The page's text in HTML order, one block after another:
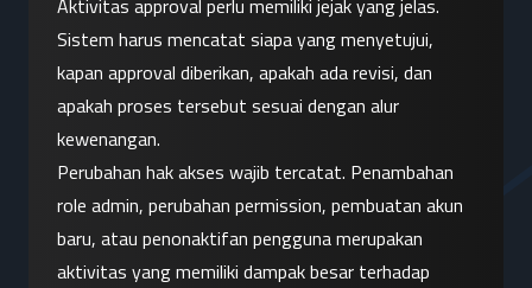
Aktivitas approval perlu memiliki jejak yang jelas.
Sistem harus mencatat siapa yang menyetujui,
kapan approval diberikan, apakah ada revisi, dan
apakah proses tersebut sesuai dengan alur
kewenangan.
Perubahan hak akses wajib tercatat. Penambahan
role admin, perubahan permission, pembuatan akun
baru, atau penonaktifan pengguna merupakan
aktivitas yang memiliki dampak besar terhadap